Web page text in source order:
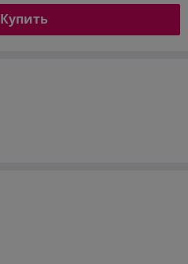
Купить